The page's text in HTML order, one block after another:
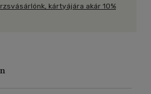
kártyájára akár 10%